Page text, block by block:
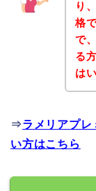
り
格
で
る
は
⇒ラメリアプレ
い方はこちら